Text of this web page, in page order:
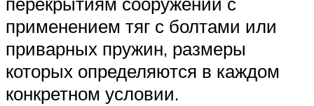
применением тяг с болтами или
приварных пружин, размеры
которых определяются в каждом
конкретном условии.